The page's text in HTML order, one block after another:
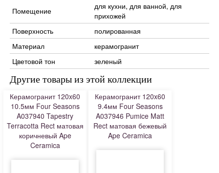
Помещение
для кухни, для ванной, для
прихожей
Поверхность
полированная
Материал
керамогранит
Цветовой тон
зеленый
Другие товары из этой коллекции
Керамогранит 120x60
10.5мм Four Seasons
A037940 Tapestry
Terracotta Rect матовая
коричневый Ape
Ceramica
Керамогранит 120x60
9.4мм Four Seasons
A037946 Pumice Matt
Rect матовая бежевый
Ape Ceramica